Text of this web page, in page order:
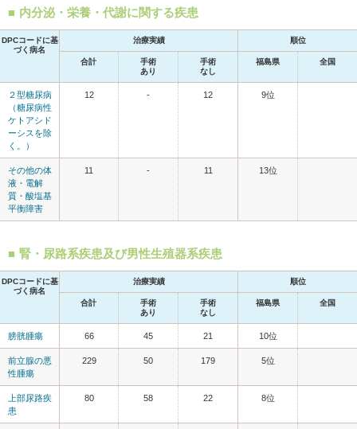
内分泌・栄養・代謝に関する疾患
DPCコードに基
づく病名
治療実績 順位
合計
手術
あり
手術
なし
福島県 全国
２型糖尿病
（糖尿病性
ケトアシド
ーシスを除
く。）
12 - 12 9位
その他の体
液・電解
質・酸塩基
平衡障害
11 - 11 13位
腎・尿路系疾患及び男性生殖器系疾患
DPCコードに基
づく病名
治療実績 順位
合計
手術
あり
手術
なし
福島県 全国
膀胱腫瘍 66 45 21 10位
前立腺の悪
性腫瘍
229 50 179 5位
上部尿路疾
患
80 58 22 8位